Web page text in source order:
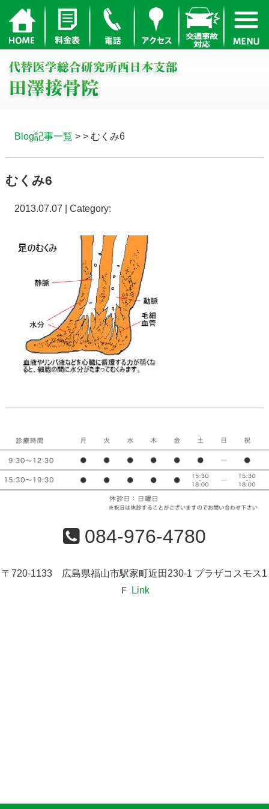
Blog記事一覧 > > むくみ6
むくみ6
2013.07.07 | Category:
084-976-4780
〒720-1133 広島県福山市駅家町近田230-1 プラザコスモス1
Ｆ
Link